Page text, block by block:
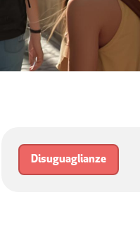
Disuguaglianze